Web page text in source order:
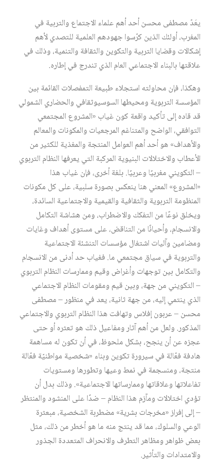
يعَدّ مصطفى محسن أحد أهم علماء الاجتماع والتربية في
المغرب، أولئك الذين كرّسوا جهودهم العلمية للتصدي لأهم
إشكالات وقضايا التربية والتكوين والثقافة والتنمية، وذلك في
علاقتها بالبناء الاجتماعي العام الذي تندرج في إطاره.
وهكذا، فإن محاولته استجلاء طبيعة التمفصلات القائمة بين
المؤسسة التربوية ومحيطها السوسيوثقافي والحضاري الشمولي
قد قاده إلى تأكيد واقعة كون غياب «المشروع المجتمعي
التوافقي، الواضح والمتناغم المرجعيات والمكونات والمعالم
والأهداف» هو أحد أهم العوامل المنتجة والمغذية للكثير من
الأعطاب والاختلالات البنيوية المركبة التي يعرفها النظام التربوي
– التكويني مغربيًا وعربيًا. بلغة أخرى، فإن غياب هذا
«المشروع» المعني هنا ينعكس بصورة سلبية، على كل مكونات
المنظومة التربوية والثقافية والقيمية والاجتماعية السائدة،
ويخلق نوعًا من التفكك والاضطراب، ومن هشاشة التكامل
والانسجام، وأحيانًا من التناقض، على مستوى أهداف وغايات
ومضامين وآليات اشتغال مؤسسات التنشئة الاجتماعية
والتربوية في سياق مجتمعي ما. فغياب حد أدنى من الانسجام
والتكامل بين توجهات وأغراض وقيم وممارسات النظام التربوي
– التكويني من جهة، وبين قيم ومقومات النظام الاجتماعي
الذي ينتمي إليه، من جهة ثانية، يعد في منظور – مصطفى
محسن – عربون إفلاس وتهافت هذا النظام التربوي والاجتماعي
المذكور. ولعل من أهم آثار ومفاعيل ذلك هو تعثره أو حتى
عجزه عن أن ينجح، بشكل ملحوظ، في أن تكون له مساهمة
هادفة فعّالة في سيرورة تكوين وبناء «شخصية مواطنيّة فعّالة
منتجة، ومنسجمة في نمط وعيها وتطورها ومستويات
تفاعلاتها وعلاقاتها وممارساتها الاجتماعية». وذلك بدل أن
تؤدي اختلالات ومآزم هذا النظام – ضدًا على المنشود والمنتظر
– إلى إفراز «مخرجات بشرية» مضطربة الشخصية، مبعثرة
الوعي والسلوك، مما قد ينتج منه ما هو أخطر من ذلك، مثل
بعض ظواهر ومظاهر التطرف والانحراف المتعددة الجذور
والامتدادات والتأثير.